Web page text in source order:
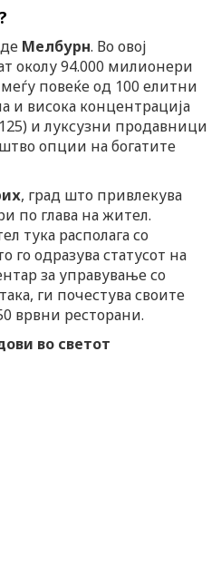
Мелбурн. Во овој
околу 94.000 милионери
повеќе од 100 елитни
и висока концентрација
и луксузни продавници
опции на богатите
, град што привлекува
по глава на жител.
тука располага со
одразува статусот на
за управување со
ги почестува своите
врвни ресторани.
во светот